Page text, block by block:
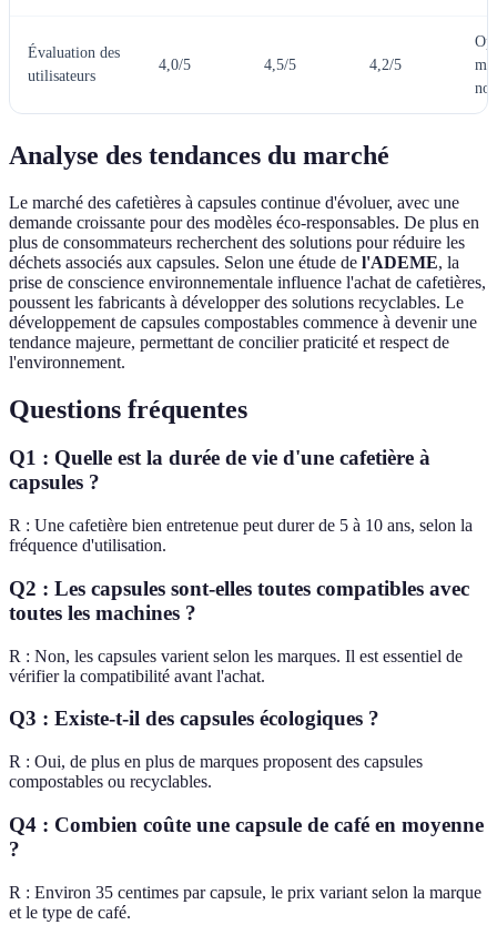
Évaluation des
utilisateurs
4,0/5 4,5/5 4,2/5
Analyse des tendances du marché
Le marché des cafetières à capsules continue d'évoluer, avec une
demande croissante pour des modèles éco-responsables. De plus en
plus de consommateurs recherchent des solutions pour réduire les
déchets associés aux capsules. Selon une étude de l'ADEME, la
prise de conscience environnementale influence l'achat de cafetières,
poussent les fabricants à développer des solutions recyclables. Le
développement de capsules compostables commence à devenir une
tendance majeure, permettant de concilier praticité et respect de
l'environnement.
Questions fréquentes
Q1 : Quelle est la durée de vie d'une cafetière à
capsules ?
R : Une cafetière bien entretenue peut durer de 5 à 10 ans, selon la
fréquence d'utilisation.
Q2 : Les capsules sont-elles toutes compatibles avec
toutes les machines ?
R : Non, les capsules varient selon les marques. Il est essentiel de
vérifier la compatibilité avant l'achat.
Q3 : Existe-t-il des capsules écologiques ?
R : Oui, de plus en plus de marques proposent des capsules
compostables ou recyclables.
Q4 : Combien coûte une capsule de café en moyenne
?
R : Environ 35 centimes par capsule, le prix variant selon la marque
et le type de café.